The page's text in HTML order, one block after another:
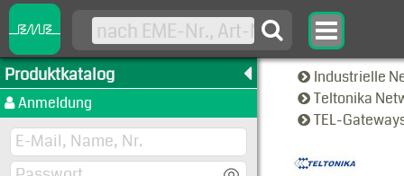
Produktkatalog
Anmeldung
Industrielle
Teltonika
TEL-